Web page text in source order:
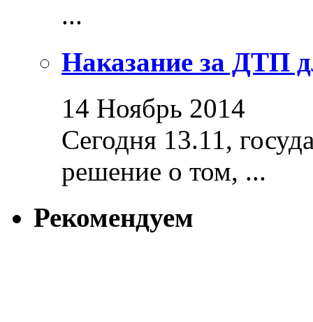
...
Наказание за ДТП
14 Ноябрь 2014
Сегодня 13.11,
решение о том, ...
Рекомендуем